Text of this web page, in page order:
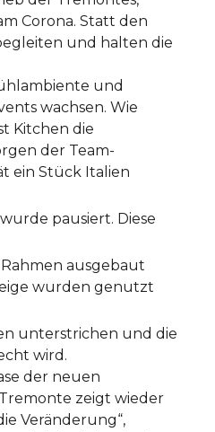
Corona. Statt den
und halten die
und
wachsen. Wie
Kitchen die
der Team-
ein Stück Italien
pausiert. Diese
ausgebaut
wurden genutzt
unterstrichen und die
wird.
der neuen
zeigt wieder
Veränderung“,